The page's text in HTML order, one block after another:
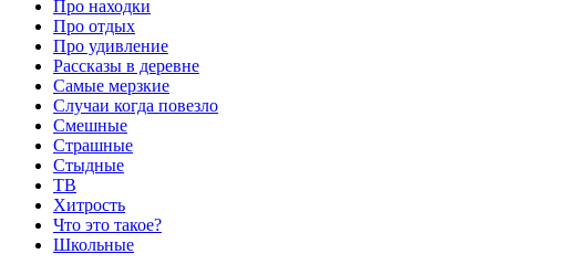
Про находки
Про отдых
Про удивление
Рассказы в деревне
Самые мерзкие
Случаи когда повезло
Смешные
Страшные
Стыдные
ТВ
Хитрость
Что это такое?
Школьные